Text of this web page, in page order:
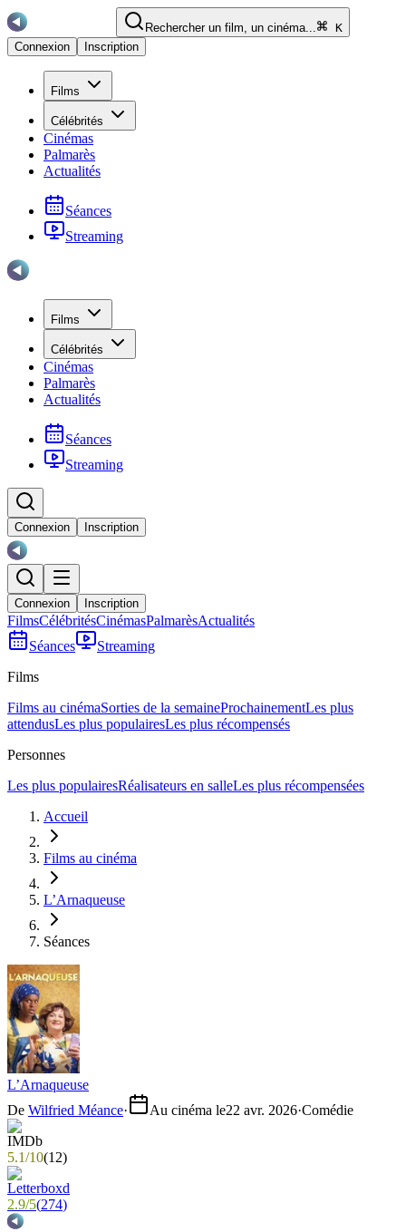
Rechercher un film, un cinéma...
K
Connexion
Inscription
Films
Célébrités
Cinémas
Palmarès
Actualités
Séances
Streaming
Films
Célébrités
Cinémas
Palmarès
Actualités
Séances
Streaming
Connexion Inscription
Connexion Inscription
FilmsCélébritésCinémasPalmarèsActualités
Séances
Streaming
Films
Films au cinémaSorties de la semaineProchainementLes plus
attendusLes plus populairesLes plus récompensés
Personnes
Les plus populairesRéalisateurs en salleLes plus récompensées
Accueil
Films au cinéma
L’Arnaqueuse
Séances
L’Arnaqueuse
De Wilfried Méance· Au cinéma le22 avr. 2026·Comédie
5.1/10(12)
2.9/5(274)